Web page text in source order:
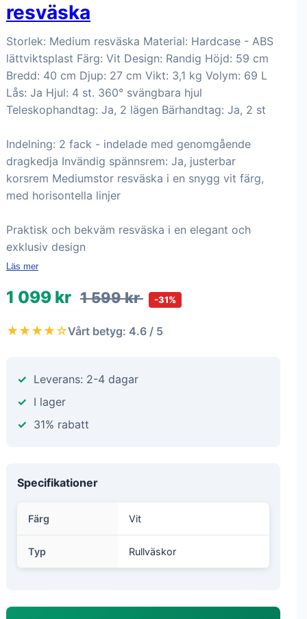
resväska
Storlek: Medium resväska Material: Hardcase - ABS
lättviktsplast Färg: Vit Design: Randig Höjd: 59 cm
Bredd: 40 cm Djup: 27 cm Vikt: 3,1 kg Volym: 69 L
Lås: Ja Hjul: 4 st. 360° svängbara hjul
Teleskophandtag: Ja, 2 lägen Bärhandtag: Ja, 2 st
Indelning: 2 fack - indelade med genomgående
dragkedja Invändig spännsrem: Ja, justerbar
korsrem Mediumstor resväska i en snygg vit färg,
med horisontella linjer
Praktisk och bekväm resväska i en elegant och
exklusiv design
Läs mer
1 099 kr 1 599 kr -31%
★★★★☆Vårt betyg: 4.6 / 5
Leverans: 2-4 dagar
I lager
31% rabatt
Specifikationer
Färg Vit
Typ Rullväskor